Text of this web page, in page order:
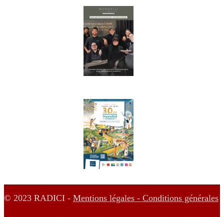
© 2023 RADICI - Mentions légales - Conditions générales